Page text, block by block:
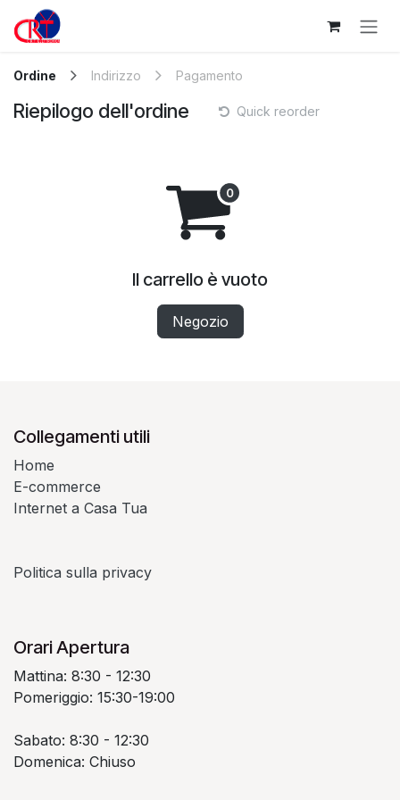
Passa al contenuto
Ordine Indirizzo Pagamento
Riepilogo dell'ordine Quick reorder
Il carrello è vuoto
Negozio
Collegamenti utili
Home
E-commerce
Internet a Casa Tua
Politica sulla privacy
Orari Apertura
Mattina: 8:30 - 12:30
Pomeriggio: 15:30-19:00
Sabato: 8:30 - 12:30
Domenica: Chiuso